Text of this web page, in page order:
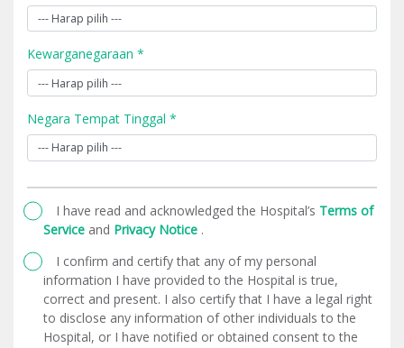
Kewarganegaraan *
Negara Tempat Tinggal *
I have read and acknowledged the Hospital’s Terms of
Service and Privacy Notice .
I confirm and certify that any of my personal
information I have provided to the Hospital is true,
correct and present. I also certify that I have a legal right
to disclose any information of other individuals to the
Hospital, or I have notified or obtained consent to the